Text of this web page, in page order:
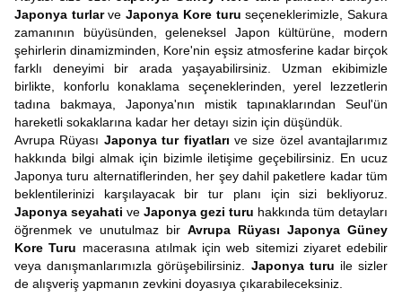
Japonya turlarveJaponya Kore turu seçeneklerimizle, Sakura
zamanının büyüsünden, geleneksel Japon kültürüne, modern
şehirlerin dinamizminden, Kore'nin eşsiz atmosferine kadar birçok
farklı deneyimi bir arada yaşayabilirsiniz. Uzman ekibimizle
birlikte, konforlu konaklama seçeneklerinden, yerel lezzetlerin
tadına bakmaya, Japonya'nın mistik tapınaklarından Seul'ün
hareketli sokaklarına kadar her detayı sizin için düşündük.
Avrupa Rüyası Japonya tur fiyatları ve size özel avantajlarımız
hakkında bilgi almak için bizimle iletişime geçebilirsiniz. En ucuz
Japonya turu alternatiflerinden, her şey dahil paketlere kadar tüm
beklentilerinizi karşılayacak bir tur planı için sizi bekliyoruz.
Japonya seyahati ve Japonya gezi turu hakkında tüm detayları
öğrenmek ve unutulmaz bir Avrupa Rüyası Japonya Güney
Kore Turu macerasına atılmak için web sitemizi ziyaret edebilir
veya danışmanlarımızla görüşebilirsiniz. Japonya turu ile sizler
de alışveriş yapmanın zevkini doyasıya çıkarabileceksiniz.